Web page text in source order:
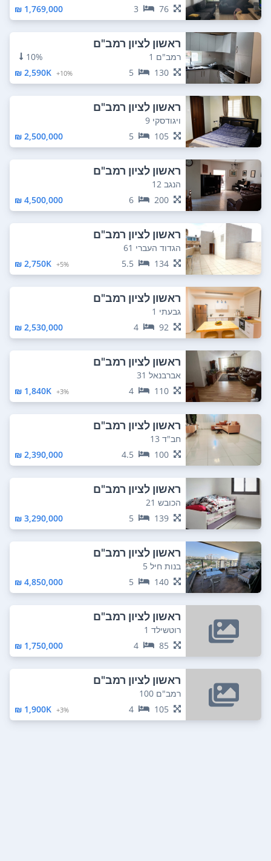
76
3
1,769,000 ₪
ראשון לציון רמב"ם
רמב"ם 1
10%
130
5
10%+
2,590K ₪
ראשון לציון רמב"ם
ויגודסקי 9
105
5
2,500,000 ₪
ראשון לציון רמב"ם
הנגב 12
200
6
4,500,000 ₪
ראשון לציון רמב"ם
הגדוד העברי 61
134
5.5
5%+
2,750K ₪
ראשון לציון רמב"ם
גבעתי 1
92
4
2,530,000 ₪
ראשון לציון רמב"ם
אברבנאל 31
110
4
3%+
1,840K ₪
ראשון לציון רמב"ם
חב"ד 13
100
4.5
2,390,000 ₪
ראשון לציון רמב"ם
הכובש 21
139
5
3,290,000 ₪
ראשון לציון רמב"ם
בנות חיל 5
140
5
4,850,000 ₪
ראשון לציון רמב"ם
רוטשילד 1
85
4
1,750,000 ₪
ראשון לציון רמב"ם
רמב"ם 100
105
4
3%+
1,900K ₪